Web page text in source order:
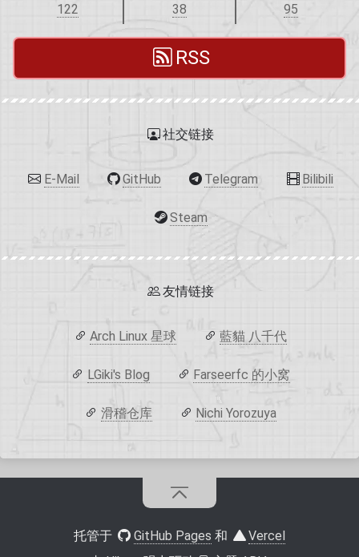
122 38 95
RSS
社交链接
E-Mail GitHub Telegram Bilibili
Steam
友情链接
Arch Linux 星球 藍貓 八千代
LGiki's Blog Farseerfc 的小窝
滑稽仓库 Nichi Yorozuya
托管于 GitHub Pages 和
Vercel